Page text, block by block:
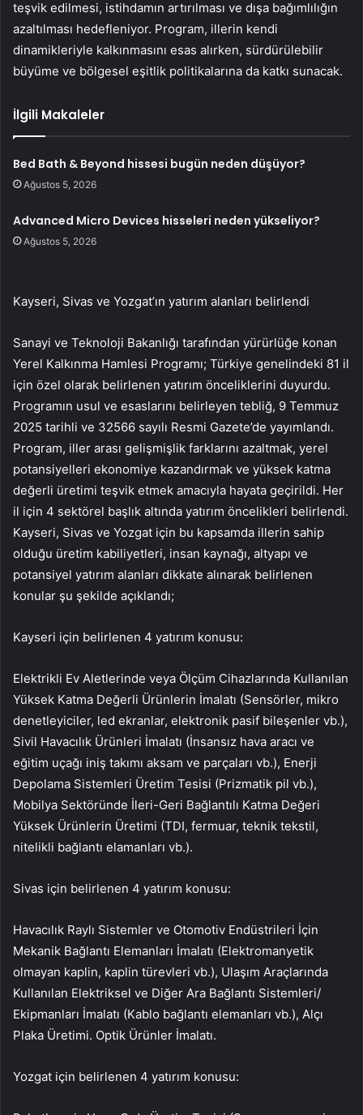
teşvik edilmesi, istihdamın artırılması ve dışa bağımlılığın
azaltılması hedefleniyor. Program, illerin kendi
dinamikleriyle kalkınmasını esas alırken, sürdürülebilir
büyüme ve bölgesel eşitlik politikalarına da katkı sunacak.
İlgili Makaleler
Bed Bath & Beyond hissesi bugün neden düşüyor?
Ağustos 5, 2026
Advanced Micro Devices hisseleri neden yükseliyor?
Ağustos 5, 2026
Kayseri, Sivas ve Yozgat’ın yatırım alanları belirlendi
Sanayi ve Teknoloji Bakanlığı tarafından yürürlüğe konan
Yerel Kalkınma Hamlesi Programı; Türkiye genelindeki 81 il
için özel olarak belirlenen yatırım önceliklerini duyurdu.
Programın usul ve esaslarını belirleyen tebliğ, 9 Temmuz
2025 tarihli ve 32566 sayılı Resmi Gazete’de yayımlandı.
Program, iller arası gelişmişlik farklarını azaltmak, yerel
potansiyelleri ekonomiye kazandırmak ve yüksek katma
değerli üretimi teşvik etmek amacıyla hayata geçirildi. Her
il için 4 sektörel başlık altında yatırım öncelikleri belirlendi.
Kayseri, Sivas ve Yozgat için bu kapsamda illerin sahip
olduğu üretim kabiliyetleri, insan kaynağı, altyapı ve
potansiyel yatırım alanları dikkate alınarak belirlenen
konular şu şekilde açıklandı;
Kayseri için belirlenen 4 yatırım konusu:
Elektrikli Ev Aletlerinde veya Ölçüm Cihazlarında Kullanılan
Yüksek Katma Değerli Ürünlerin İmalatı (Sensörler, mikro
denetleyiciler, led ekranlar, elektronik pasif bileşenler vb.),
Sivil Havacılık Ürünleri İmalatı (İnsansız hava aracı ve
eğitim uçağı iniş takımı aksam ve parçaları vb.), Enerji
Depolama Sistemleri Üretim Tesisi (Prizmatik pil vb.),
Mobilya Sektöründe İleri-Geri Bağlantılı Katma Değeri
Yüksek Ürünlerin Üretimi (TDI, fermuar, teknik tekstil,
nitelikli bağlantı elamanları vb.).
Sivas için belirlenen 4 yatırım konusu:
Havacılık Raylı Sistemler ve Otomotiv Endüstrileri İçin
Mekanik Bağlantı Elemanları İmalatı (Elektromanyetik
olmayan kaplin, kaplin türevleri vb.), Ulaşım Araçlarında
Kullanılan Elektriksel ve Diğer Ara Bağlantı Sistemleri/
Ekipmanları İmalatı (Kablo bağlantı elemanları vb.), Alçı
Plaka Üretimi. Optik Ürünler İmalatı.
Yozgat için belirlenen 4 yatırım konusu: